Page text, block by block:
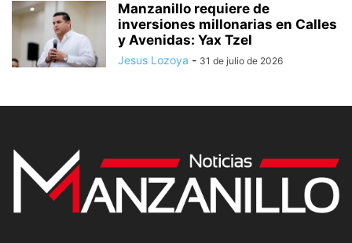
Manzanillo requiere de
inversiones millonarias en Calles
y Avenidas: Yax Tzel
Jesus Lozoya - 31 de julio de 2026